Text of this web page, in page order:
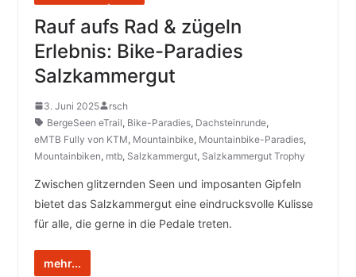
Rauf aufs Rad & zügeln
Erlebnis: Bike-Paradies
Salzkammergut
3. Juni 2025
rsch
BergeSeen eTrail, Bike-Paradies, Dachsteinrunde,
eMTB Fully von KTM, Mountainbike, Mountainbike-Paradies,
Mountainbiken, mtb, Salzkammergut, Salzkammergut Trophy
Zwischen glitzernden Seen und imposanten Gipfeln
bietet das Salzkammergut eine eindrucksvolle Kulisse
für alle, die gerne in die Pedale treten.
mehr...